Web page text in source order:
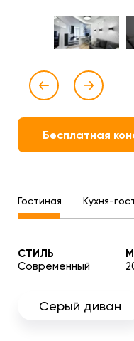
Бесплатная
Гостиная Кухня-
СТИЛЬ
Современный
Серый диван